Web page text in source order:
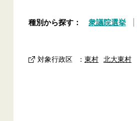
種別から探す： 衆議院選挙
対象行政区 ： 東村 北大東村